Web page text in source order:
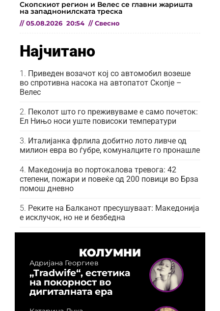
Скопскиот регион и Велес се главни жаришта
на западнонилската треска
// 05.08.2026 20:54 // Свесно
Најчитано
Приведен возачот кој со автомобил возеше
во спротивна насока на автопатот Скопје –
Велес
Пеколот што го преживуваме е само почеток:
Ел Нињо носи уште повисоки температури
Италијанка фрлила добитно лото ливче од
милион евра во ѓубре, комуналците го пронашле
Македонија во портокалова тревога: 42
степени, пожари и повеќе од 200 повици во Брза
помош дневно
Реките на Балканот пресушуваат: Македонија
е исклучок, но не и безбедна
КОЛУМНИ
Адријана Георгиев
„Tradwife“, естетика
на покорност во
дигиталната ера